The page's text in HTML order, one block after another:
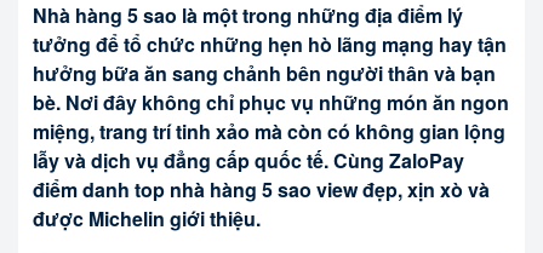
Nhà hàng 5 sao là một trong những địa điểm lý
tưởng để tổ chức những hẹn hò lãng mạng hay tận
hưởng bữa ăn sang chảnh bên người thân và bạn
bè. Nơi đây không chỉ phục vụ những món ăn ngon
miệng, trang trí tinh xảo mà còn có không gian lộng
lẫy và dịch vụ đẳng cấp quốc tế. Cùng ZaloPay
điểm danh top nhà hàng 5 sao view đẹp, xịn xò và
được Michelin giới thiệu.